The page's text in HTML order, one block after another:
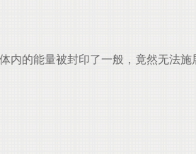
内的能量被封印了一般，竟然无法施